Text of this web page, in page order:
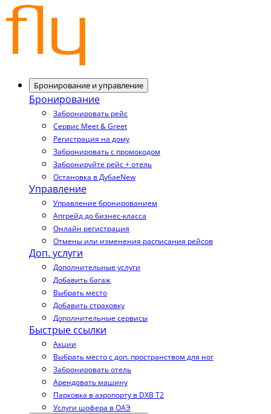
Бронирование и управление
Бронирование
Забронировать рейс
Сервис Meet & Greet
Регистрация на дому
Забронировать с промокодом
Забронируйте рейс + отель
Остановка в ДубаеNew
Управление
Управление бронированием
Апгрейд до бизнес-класса
Онлайн регистрация
Отмены или изменения расписания рейсов
Доп. услуги
Дополнительные услуги
Добавить багаж
Выбрать место
Добавить страховку
Дополнительные сервисы
Быстрые ссылки
Акции
Выбрать место с доп. пространством для ног
Забронировать отель
Арендовать машину
Парковка в аэропорту в DXB T2
Услуги шофера в ОАЭ